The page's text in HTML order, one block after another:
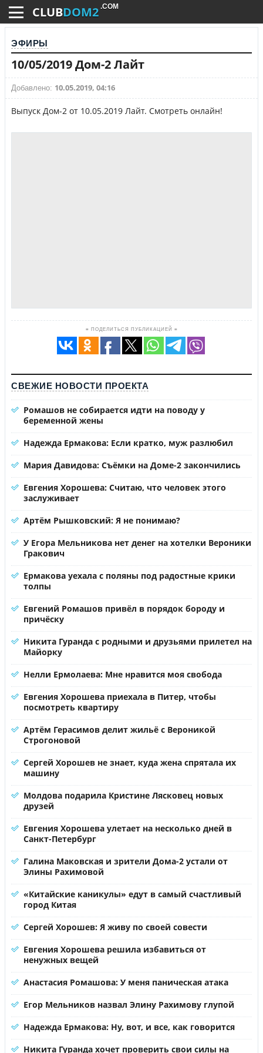
CLUBDOM2 .COM
ЭФИРЫ
10/05/2019 Дом-2 Лайт
Добавлено: 10.05.2019, 04:16
Выпуск Дом-2 от 10.05.2019 Лайт. Смотреть онлайн!
≡ ПОДЕЛИТЬСЯ ПУБЛИКАЦИЕЙ ≡
СВЕЖИЕ НОВОСТИ ПРОЕКТА
Ромашов не собирается идти на поводу у
беременной жены
Надежда Ермакова: Если кратко, муж разлюбил
Мария Давидова: Съёмки на Доме-2 закончились
Евгения Хорошева: Считаю, что человек этого
заслуживает
Артём Рышковский: Я не понимаю?
У Егора Мельникова нет денег на хотелки Вероники
Гракович
Ермакова уехала с поляны под радостные крики
толпы
Евгений Ромашов привёл в порядок бороду и
причёску
Никита Гуранда с родными и друзьями прилетел на
Майорку
Нелли Ермолаева: Мне нравится моя свобода
Евгения Хорошева приехала в Питер, чтобы
посмотреть квартиру
Артём Герасимов делит жильё с Вероникой
Строгоновой
Сергей Хорошев не знает, куда жена спрятала их
машину
Молдова подарила Кристине Лясковец новых
друзей
Евгения Хорошева улетает на несколько дней в
Санкт-Петербург
Галина Маковская и зрители Дома-2 устали от
Элины Рахимовой
«Китайские каникулы» едут в самый счастливый
город Китая
Сергей Хорошев: Я живу по своей совести
Евгения Хорошева решила избавиться от
ненужных вещей
Анастасия Ромашова: У меня паническая атака
Егор Мельников назвал Элину Рахимову глупой
Надежда Ермакова: Ну, вот, и все, как говорится
Никита Гуранда хочет проверить свои силы на